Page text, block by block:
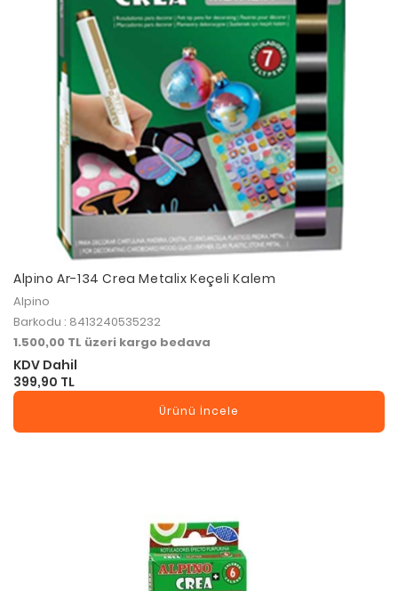
Alpino Ar-134 Crea Metalix Keçeli Kalem
Alpino
Barkodu : 8413240535232
1.500,00 TL üzeri kargo bedava
KDV Dahil
399,90 TL
Ürünü İncele